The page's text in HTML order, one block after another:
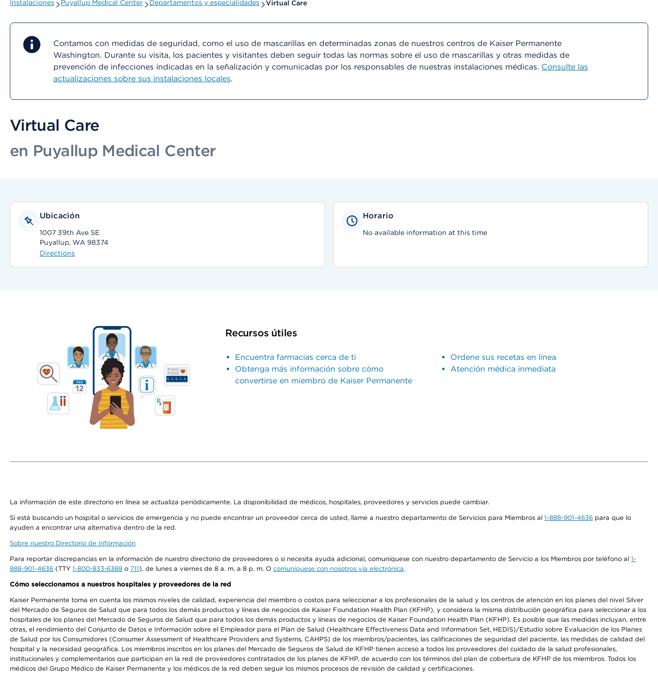
Instalaciones Puyallup Medical Center Departamentos y especialidades Virtual Care
Contamos con medidas de seguridad, como el uso de mascarillas en determinadas zonas de nuestros centros de Kaiser Permanente
Washington. Durante su visita, los pacientes y visitantes deben seguir todas las normas sobre el uso de mascarillas y otras medidas de
prevención de infecciones indicadas en la señalización y comunicadas por los responsables de nuestras instalaciones médicas. Consulte las
actualizaciones sobre sus instalaciones locales.
Virtual Care
en Puyallup Medical Center
Ubicación
1007 39th Ave SE
Puyallup, WA 98374
Directions
Horario
No available information at this time
Recursos útiles
Encuentra farmacias cerca de ti
Obtenga más información sobre cómo
convertirse en miembro de Kaiser Permanente
Ordene sus recetas en línea
Atención médica inmediata
La información de este directorio en línea se actualiza periódicamente. La disponibilidad de médicos, hospitales, proveedores y servicios puede cambiar.
Si está buscando un hospital o servicios de emergencia y no puede encontrar un proveedor cerca de usted, llame a nuestro departamento de Servicios para Miembros al 1-888-901-4636 para que lo
ayuden a encontrar una alternativa dentro de la red.
Sobre nuestro Directorio de Información
Para reportar discrepancias en la información de nuestro directorio de proveedores o si necesita ayuda adicional, comuníquese con nuestro departamento de Servicio a los Miembros por teléfono al 1-
888-901-4636 (TTY 1-800-833-6388 o 711), de lunes a viernes de 8 a. m. a 8 p. m. O comuníquese con nosotros vía electrónica.
Cómo seleccionamos a nuestros hospitales y proveedores de la red
Kaiser Permanente toma en cuenta los mismos niveles de calidad, experiencia del miembro o costos para seleccionar a los profesionales de la salud y los centros de atención en los planes del nivel Silver
del Mercado de Seguros de Salud que para todos los demás productos y líneas de negocios de Kaiser Foundation Health Plan (KFHP), y considera la misma distribución geográfica para seleccionar a los
hospitales de los planes del Mercado de Seguros de Salud que para todos los demás productos y líneas de negocios de Kaiser Foundation Health Plan (KFHP). Es posible que las medidas incluyan, entre
otras, el rendimiento del Conjunto de Datos e Información sobre el Empleador para el Plan de Salud (Healthcare Effectiveness Data and Information Set, HEDIS)/Estudio sobre Evaluación de los Planes
de Salud por los Consumidores (Consumer Assessment of Healthcare Providers and Systems, CAHPS) de los miembros/pacientes, las calificaciones de seguridad del paciente, las medidas de calidad del
hospital y la necesidad geográfica. Los miembros inscritos en los planes del Mercado de Seguros de Salud de KFHP tienen acceso a todos los proveedores del cuidado de la salud profesionales,
institucionales y complementarios que participan en la red de proveedores contratados de los planes de KFHP, de acuerdo con los términos del plan de cobertura de KFHP de los miembros. Todos los
médicos del Grupo Médico de Kaiser Permanente y los médicos de la red deben seguir los mismos procesos de revisión de calidad y certificaciones.